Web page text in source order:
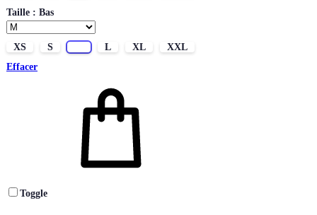
Taille : Bas
XS S L XL
XXL
Effacer
Toggle